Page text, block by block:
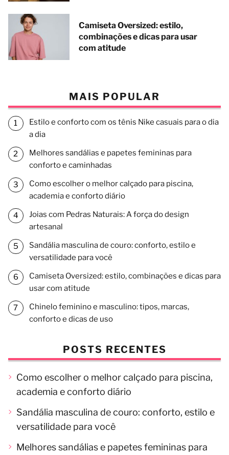
Camiseta Oversized: estilo,
combinações e dicas para usar
com atitude
MAIS POPULAR
Estilo e conforto com os tênis Nike casuais para o dia
a dia
Melhores sandálias e papetes femininas para
conforto e caminhadas
Como escolher o melhor calçado para piscina,
academia e conforto diário
Joias com Pedras Naturais: A força do design
artesanal
Sandália masculina de couro: conforto, estilo e
versatilidade para você
Camiseta Oversized: estilo, combinações e dicas para
usar com atitude
Chinelo feminino e masculino: tipos, marcas,
conforto e dicas de uso
POSTS RECENTES
Como escolher o melhor calçado para piscina,
academia e conforto diário
Sandália masculina de couro: conforto, estilo e
versatilidade para você
Melhores sandálias e papetes femininas para